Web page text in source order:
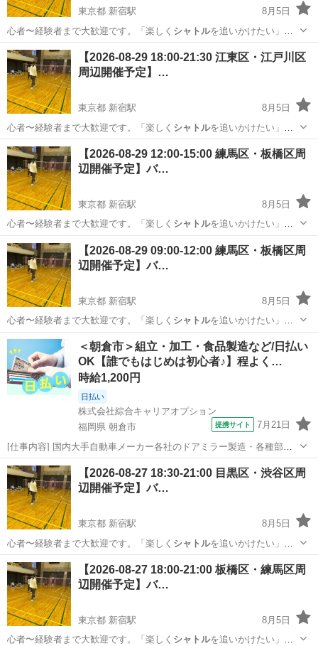
東京都 新宿駅
8月5日
心者〜経験者まで大歓迎です。「楽しく シャトルを追いかけたい」方
はぜひご参加くださ…
東京 豊島区 23区
【2026-08-29 18:00-21:30 江東区・江戸川区
周辺開催予定】…
東京都 新宿駅
8月5日
心者〜経験者まで大歓迎です。「楽しく シャトルを追いかけたい」方
はぜひご参加くださ…
東京 江東区 23区
【2026-08-29 12:00-15:00 練馬区・板橋区周
辺開催予定】バ…
東京都 新宿駅
8月5日
心者〜経験者まで大歓迎です。「楽しく シャトルを追いかけたい」方
はぜひご参加くださ…
東京 練馬区 23区
【2026-08-29 09:00-12:00 練馬区・板橋区周
辺開催予定】バ…
東京都 新宿駅
8月5日
心者〜経験者まで大歓迎です。「楽しく シャトルを追いかけたい」方
はぜひご参加くださ…
東京 練馬区 新宿駅 バドミントン 23区
＜朝倉市＞組立・加工・食品製造など/日払い
OK【誰でもはじめは初心者♪】程よく…
時給1,200円
日払い
株式会社綜合キャリアオプション
福岡県 朝倉市
提携サイト 7月21日
[仕事内容] 国内大手自動車メーカー各社のドアミラー製造・各種部品
の組付作業・全自動機、 半自動機導入・部品運搬等その他付随業務有
男女ともに活躍できる職場です。 工場内は空調設備も完備未経験から
スタートしている方多数研修体制...
福岡 朝倉市
【2026-08-27 18:30-21:00 目黒区・渋谷区周
辺開催予定】バ…
東京都 新宿駅
8月5日
心者〜経験者まで大歓迎です。「楽しく シャトルを追いかけたい」方
はぜひご参加くださ…
東京 目黒区 23区
【2026-08-27 18:00-21:00 板橋区・練馬区周
辺開催予定】バ…
東京都 新宿駅
8月5日
心者〜経験者まで大歓迎です。「楽しく シャトルを追いかけたい」方